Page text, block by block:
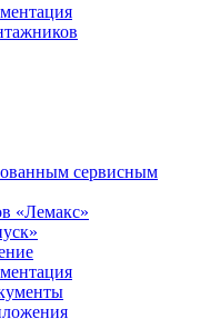
сервисным
«Лемакс»